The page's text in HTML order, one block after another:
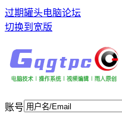
过期罐头电脑论坛
切换到宽版
账号